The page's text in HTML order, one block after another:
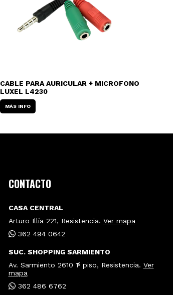
CABLE PARA AURICULAR + MICROFONO
LUXEL L4230
MÁS INFO
CONTACTO
CASA CENTRAL
Arturo Illía 221, Resistencia. Ver mapa
362 494 0642
SUC. SHOPPING SARMIENTO
Av. Sarmiento 2610 1º piso, Resistencia. Ver
mapa
362 486 6762